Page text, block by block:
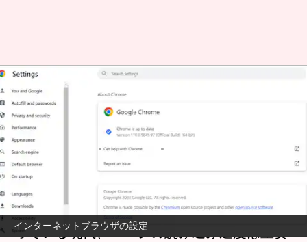
インターネットブラウザの設定
インターネットブラウザ設定を
最適化してページ読み込みを速
くする方法
著者 Keito Komeda Jun 02, 2026
どんな話なの
インターネットの利用が日常生活の一部とな
っている現代、ページの読み込み速度は重要